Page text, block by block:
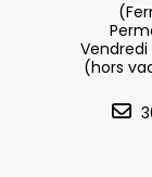
Vendredi
(hors